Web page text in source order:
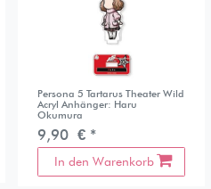
Persona 5 Tartarus Theater Wild
Acryl Anhänger: Haru
Okumura
9,90 € *
In den Warenkorb